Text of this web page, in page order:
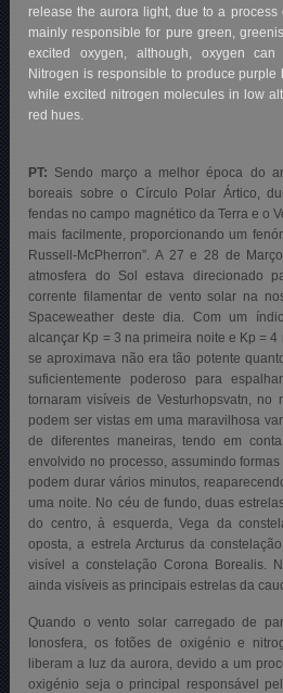
release the aurora light, due to a
mainly responsible for pure green,
excited oxygen, although, oxygen
Nitrogen is responsible to produce
while excited nitrogen molecules in low
red hues.
PT: Sendo março a melhor época do
boreais sobre o Círculo Polar Ártico,
fendas no campo magnético da Terra e o
mais facilmente, proporcionando um
Russell-McPherron”. A 27 e 28 de
atmosfera do Sol estava direcionado
corrente filamentar de vento solar na
Spaceweather deste dia. Com um
alcançar Kp = 3 na primeira noite e Kp =
se aproximava não era tão potente
suficientemente poderoso para
tornaram visíveis de Vesturhopsvatn, no
podem ser vistas em uma maravilhosa
de diferentes maneiras, tendo em
envolvido no processo, assumindo
podem durar vários minutos,
uma noite. No céu de fundo, duas
do centro, à esquerda, Vega da
oposta, a estrela Arcturus da
visível a constelação Corona Borealis.
ainda visíveis as principais estrelas da
Quando o vento solar carregado de
Ionosfera, os fotões de oxigénio e
liberam a luz da aurora, devido a um
oxigénio seja o principal responsável